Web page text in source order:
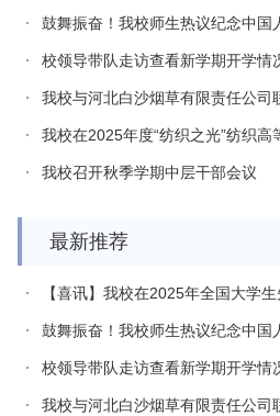
鼓舞振奋！我校师生热议纪念中国
校领导带队走访查看新学期开学情
我校与河北白沙烟草有限责任公司
我校在2025年度“纺织之光”纺织高
我校召开秋季学期中层干部会议
最新推荐
【喜讯】我校在2025年全国大学生
鼓舞振奋！我校师生热议纪念中国
校领导带队走访查看新学期开学情
我校与河北白沙烟草有限责任公司